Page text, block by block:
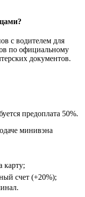
с водителем для
по официальному
документов.
предоплата 50%.
минивэна
карту;
счет (+20%);